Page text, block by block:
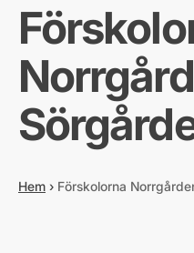
Hem › Förskolorna